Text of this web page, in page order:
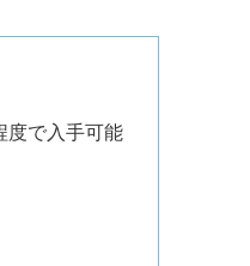
度で入手可能